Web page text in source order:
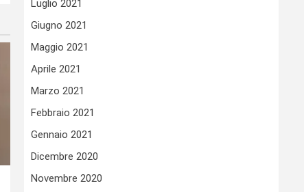
Luglio 2021
Giugno 2021
Maggio 2021
Aprile 2021
Marzo 2021
Febbraio 2021
Gennaio 2021
Dicembre 2020
Novembre 2020